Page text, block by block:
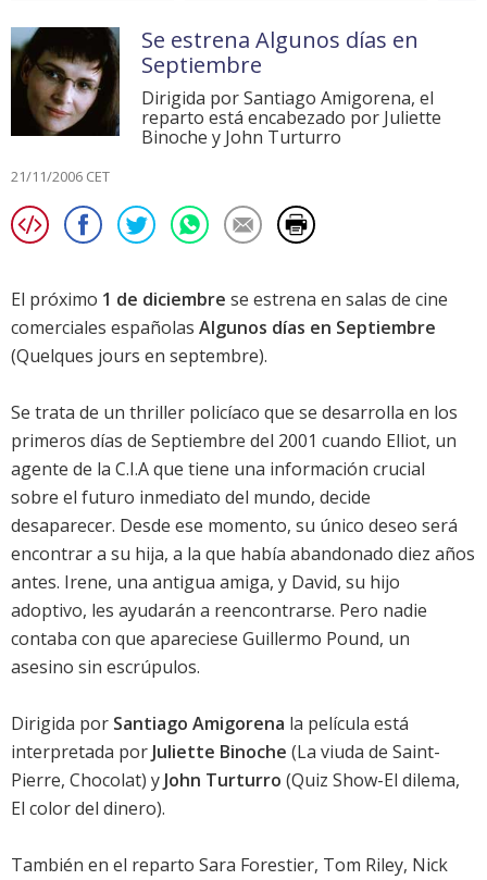
Se estrena Algunos días en
Septiembre
Dirigida por Santiago Amigorena, el
reparto está encabezado por Juliette
Binoche y John Turturro
21/11/2006 CET
El próximo 1 de diciembre se estrena en salas de cine
comerciales españolas Algunos días en Septiembre
(Quelques jours en septembre).
Se trata de un thriller policíaco que se desarrolla en los
primeros días de Septiembre del 2001 cuando Elliot, un
agente de la C.I.A que tiene una información crucial
sobre el futuro inmediato del mundo, decide
desaparecer. Desde ese momento, su único deseo será
encontrar a su hija, a la que había abandonado diez años
antes. Irene, una antigua amiga, y David, su hijo
adoptivo, les ayudarán a reencontrarse. Pero nadie
contaba con que apareciese Guillermo Pound, un
asesino sin escrúpulos.
Dirigida por Santiago Amigorena la película está
interpretada por Juliette Binoche (La viuda de Saint-
Pierre, Chocolat) y John Turturro (Quiz Show-El dilema,
El color del dinero).
También en el reparto Sara Forestier, Tom Riley, Nick